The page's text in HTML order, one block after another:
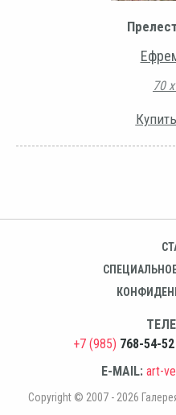
70
+7 (985) 768-54-52
E-MAIL: art-
Copyright © 2007 - 2026